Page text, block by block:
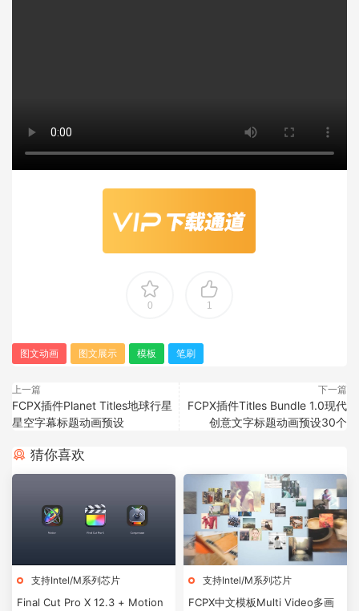
0 1
图文动画 图文展示 模板 笔刷
上一篇
FCPX插件Planet Titles地球行星
星空字幕标题动画预设
下一篇
FCPX插件Titles Bundle 1.0现代
创意文字标题动画预设30个
猜你喜欢
支持Intel/M系列芯片
Final Cut Pro X 12.3 + Motion
支持Intel/M系列芯片
FCPX中文模板Multi Video多画